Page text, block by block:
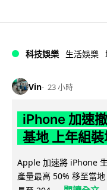
科技娛樂 生活娛樂
Vin 23 小時
iPhone 加速
基地 上年組
Apple 加速將 iPhone
產量最高 50% 移至當